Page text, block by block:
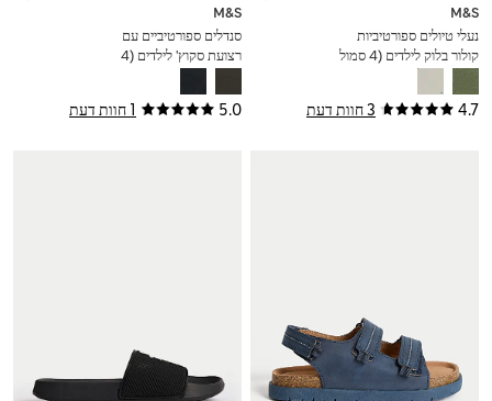
4.7 3 חוות דעת
M&S
נעלי טיולים ספורטיביות
קולור בלוק לילדים (4 סמול
5.0 1 חוות דעת
M&S
סנדלים ספורטיביים עם
רצועת סקוץ' לילדים (4